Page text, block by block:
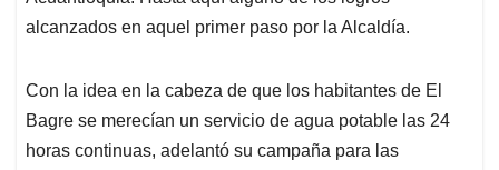
alcanzados en aquel primer paso por la Alcaldía.
Con la idea en la cabeza de que los habitantes de El
Bagre se merecían un servicio de agua potable las 24
horas continuas, adelantó su campaña para las